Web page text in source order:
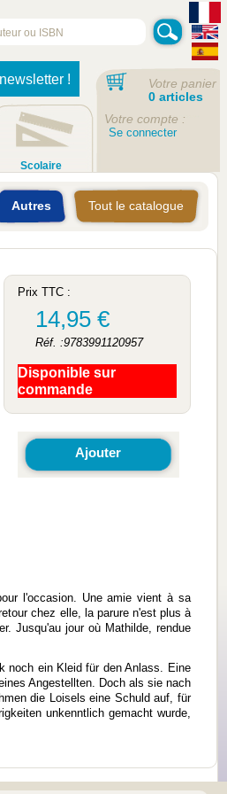
!
Scolaire
Votre panier
0 articles
Votre compte :
Se connecter
Autres Tout le catalogue
Prix TTC :
14,95 €
Réf. :9783991120957
Disponible sur
commande
Ajouter
l'occasion. Une amie vient à sa
chez elle, la parure n'est plus à
Jusqu'au jour où Mathilde, rendue
noch ein Kleid für den Anlass. Eine
Angestellten. Doch als sie nach
die Loisels eine Schuld auf, für
unkenntlich gemacht wurde,